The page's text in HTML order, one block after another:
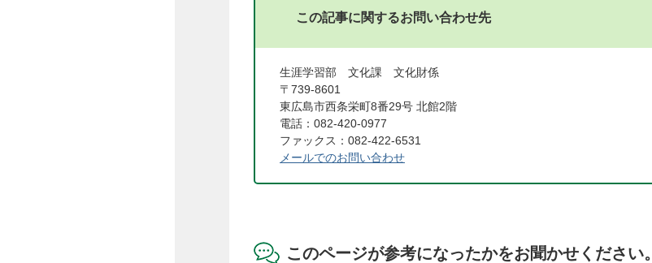
この記事に関するお問い合わせ先
生涯学習部 文化課 文化財係
〒739-8601
東広島市西条栄町8番29号 北館2階
電話：082-420-0977
ファックス：082-422-6531
メールでのお問い合わせ
このページが参考になったかをお聞かせください。